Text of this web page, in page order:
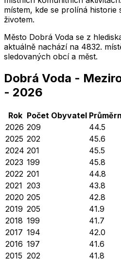
místem, kde se prolíná
životem.
Město Dobrá Voda se z
aktuálně nachází na 4832.
sledovaných obcí a měst.
Dobrá Voda -
- 2026
Rok Počet Obyvatel
2026 209
44.5
2025 202
45.6
2024 201
45.5
2023 199
45.8
2022 201
44.8
2021 203
43.8
2020 205
42.8
2019 205
41.9
2018 199
41.7
2017 194
42.0
2016 197
41.6
2015 202 41.8